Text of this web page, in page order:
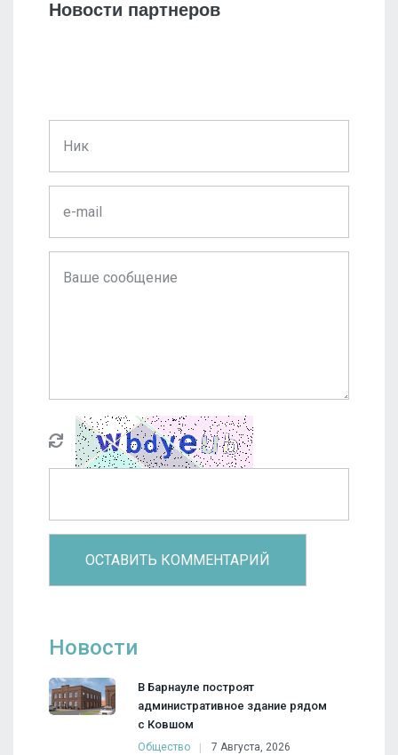
Новости партнеров
Новости
В Барнауле построят
административное здание рядом
с Ковшом
Общество 7 Августа, 2026